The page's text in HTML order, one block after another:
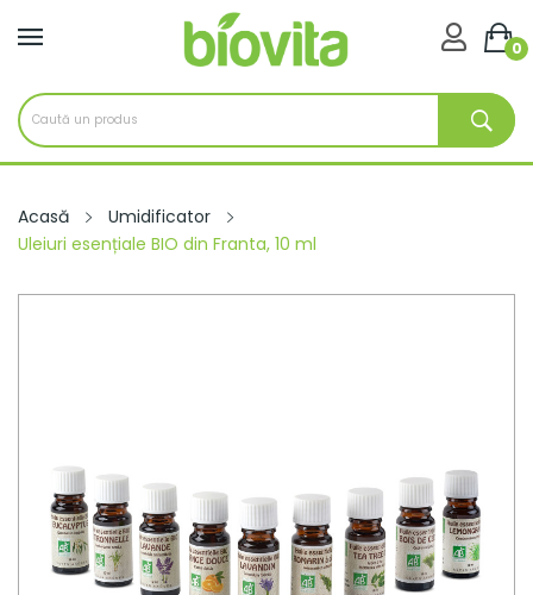
0

Acasă
Umidificator
Uleiuri esențiale BIO din Franta, 10 ml